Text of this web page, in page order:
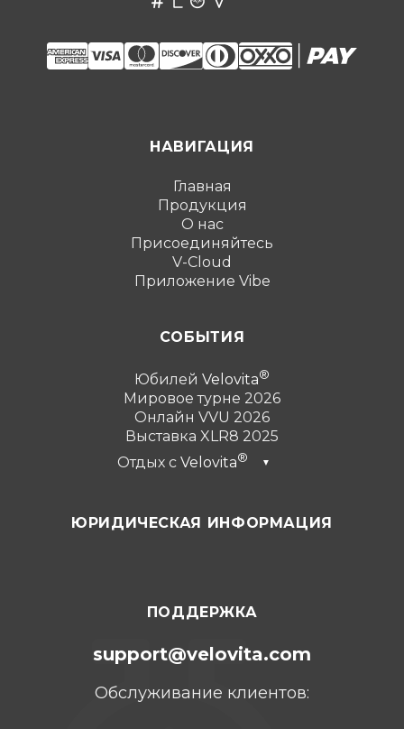
НАВИГАЦИЯ
Главная
Продукция
О нас
Присоединяйтесь
V-Cloud
Приложение Vibe
СОБЫТИЯ
Юбилей Velovita
Мировое турне 2026
Онлайн VVU 2026
Выставка XLR8 2025
Отдых с Velovita ▼
Турция 2025
ЮРИДИЧЕСКАЯ ИНФОРМАЦИЯ
ПОДДЕРЖКА
support@velovita.com
Обслуживание клиентов: